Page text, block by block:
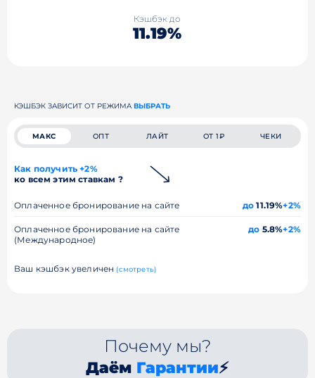
Кэшбэк до
11.19%
КЭШБЭК ЗАВИСИТ ОТ РЕЖИМА ВЫБРАТЬ
МАКС ОПТ ЛАЙТ ОТ 1₽ ЧЕКИ
Как получить +2%
ко всем этим ставкам ?
Оплаченное бронирование на сайте до 11.19%+2%
Оплаченное бронирование на сайте
(Международное)
до 5.8%+2%
Ваш кэшбэк увеличен (смотреть)
Почему мы?
Даём Гарантии⚡